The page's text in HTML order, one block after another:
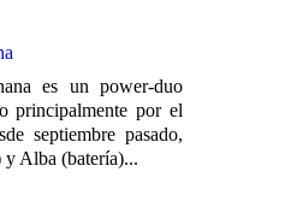
es un power-duo
principalmente por el
septiembre pasado,
Alba (batería)...